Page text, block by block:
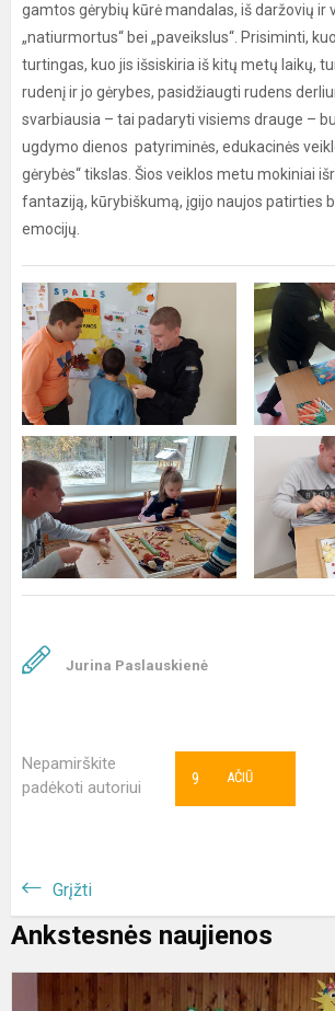
gamtos gėrybių kūrė mandalas, iš daržovių ir
„natiurmortus“ bei „paveikslus“. Prisiminti,
turtingas, kuo jis išsiskiria iš kitų metų laikų,
rudenį ir jo gėrybes, pasidžiaugti rudens
svarbiausia – tai padaryti visiems drauge –
ugdymo dienos patyriminės, edukacinės
gėrybės“ tikslas. Šios veiklos metu mokiniai
fantaziją, kūrybiškumą, įgijo naujos patirties
emocijų.
Jurina Paslauskienė
Nepamirškite
padėkoti autoriui
AČIŪ
9
Grįžti
Ankstesnės naujienos